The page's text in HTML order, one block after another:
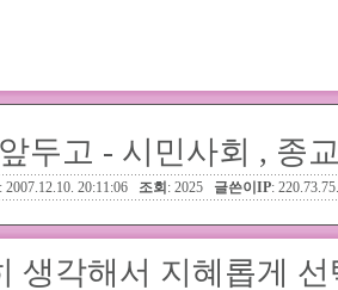
두고 - 시민사회 , 종
: 2007.12.10. 20:11:06 조회 : 2025 글쓴이IP:
생각해서 지혜롭게